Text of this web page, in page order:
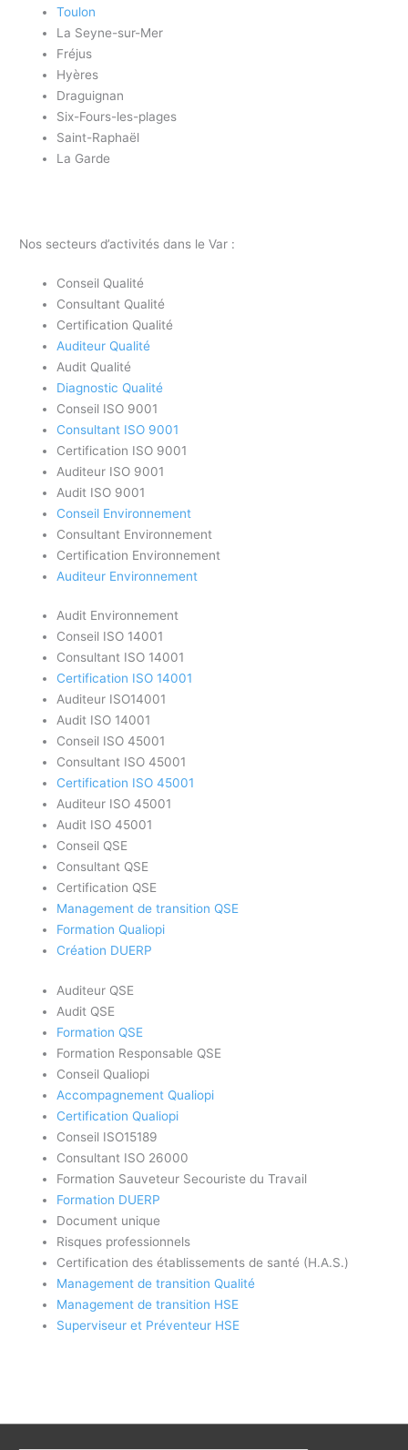
Toulon
La Seyne-sur-Mer
Fréjus
Hyères
Draguignan
Six-Fours-les-plages
Saint-Raphaël
La Garde
Nos secteurs d’activités dans le Var :
Conseil Qualité
Consultant Qualité
Certification Qualité
Auditeur Qualité
Audit Qualité
Diagnostic Qualité
Conseil ISO 9001
Consultant ISO 9001
Certification ISO 9001
Auditeur ISO 9001
Audit ISO 9001
Conseil Environnement
Consultant Environnement
Certification Environnement
Auditeur Environnement
Audit Environnement
Conseil ISO 14001
Consultant ISO 14001
Certification ISO 14001
Auditeur ISO14001
Audit ISO 14001
Conseil ISO 45001
Consultant ISO 45001
Certification ISO 45001
Auditeur ISO 45001
Audit ISO 45001
Conseil QSE
Consultant QSE
Certification QSE
Management de transition QSE
Formation Qualiopi
Création DUERP
Auditeur QSE
Audit QSE
Formation QSE
Formation Responsable QSE
Conseil Qualiopi
Accompagnement Qualiopi
Certification Qualiopi
Conseil ISO15189
Consultant ISO 26000
Formation Sauveteur Secouriste du Travail
Formation DUERP
Document unique
Risques professionnels
Certification des établissements de santé (H.A.S.)
Management de transition Qualité
Management de transition HSE
Superviseur et Préventeur HSE